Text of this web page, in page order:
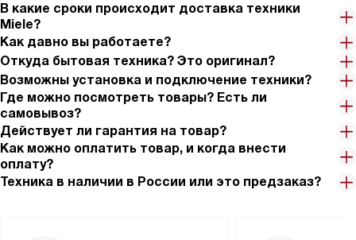
В какие сроки происходит доставка техники
Miele?
Как давно вы работаете?
Откуда бытовая техника? Это оригинал?
Возможны установка и подключение техники?
Где можно посмотреть товары? Есть ли
самовывоз?
Действует ли гарантия на товар?
Как можно оплатить товар, и когда внести
оплату?
Техника в наличии в России или это предзаказ?